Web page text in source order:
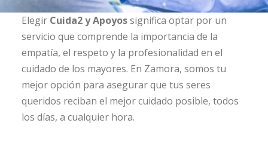
Elegir Cuida2 y Apoyossignifica optar por un
servicio que comprende la importancia de la
empatía, el respeto y la profesionalidad en el
cuidado de los mayores. En Zamora, somos tu
mejor opción para asegurar que tus seres
queridos reciban el mejor cuidado posible, todos
los días, a cualquier hora.